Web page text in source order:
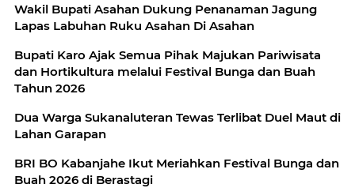
Wakil Bupati Asahan Dukung Penanaman Jagung
Lapas Labuhan Ruku Asahan Di Asahan
Bupati Karo Ajak Semua Pihak Majukan Pariwisata
dan Hortikultura melalui Festival Bunga dan Buah
Tahun 2026
Dua Warga Sukanaluteran Tewas Terlibat Duel Maut di
Lahan Garapan
BRI BO Kabanjahe Ikut Meriahkan Festival Bunga dan
Buah 2026 di Berastagi